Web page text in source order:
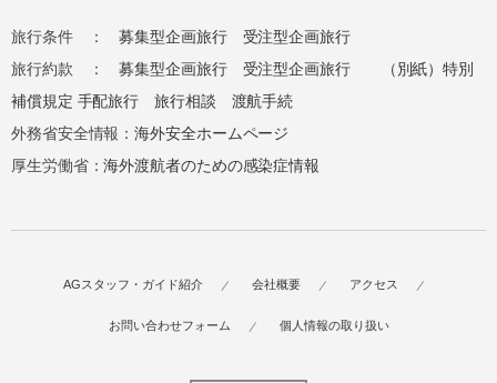
旅行条件 ：募集型企画旅行
受注型企画旅行
旅行約款 ：募集型企画旅行 受注型企画旅行
（別紙）特別
補償規定 手配旅行 旅行相談
渡航手続
外務省安全情報：海外安全ホームページ
厚生労働省：海外渡航者のための感染症情報
AGスタッフ・ガイド紹介 会社概要 アクセス
お問い合わせフォーム 個人情報の取り扱い